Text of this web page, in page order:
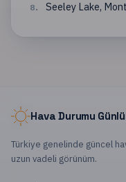
8. Seeley Lake,
Hava Durumu
Türkiye genelinde güncel
uzun vadeli görünüm.